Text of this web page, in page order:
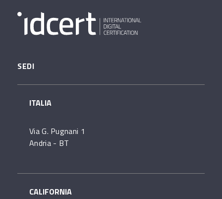
SEDI
ITALIA
Via G. Pugnani 1
Andria - BT
CALIFORNIA